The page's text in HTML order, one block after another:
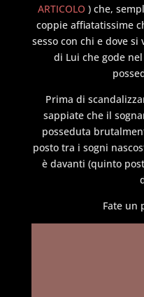
ARTICOLO ) che,
coppie affiatatissime
sesso con chi e dove
di Lui che gode
Prima di
sappiate che il
posseduta
posto tra i sogni
è davanti (quinto
Fate un